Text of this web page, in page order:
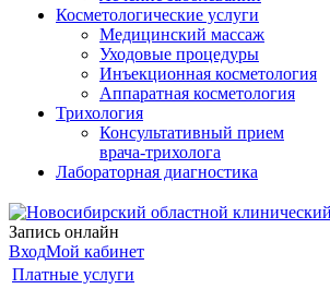
Косметологические услуги
Медицинский массаж
Уходовые процедуры
Инъекционная косметология
Аппаратная косметология
Трихология
Консультативный прием
врача-трихолога
Лабораторная диагностика
Запись онлайн
ВходМой кабинет
Платные услуги